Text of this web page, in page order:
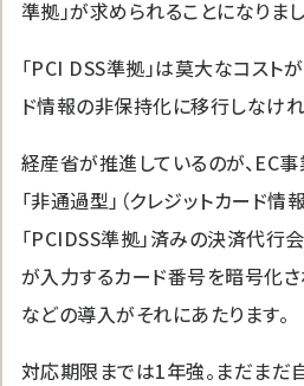
準拠」が求められることになりまし
「PCI DSS準拠」は莫大なコスト
ド情報の非保持化に移行しなけれ
経産省が推進しているのが、EC
「非通過型」（クレジットカード
「PCIDSS準拠」済みの決済代行
が入力するカード番号を暗号化
などの導入がそれにあたります。
対応期限までは1年強。まだまだ